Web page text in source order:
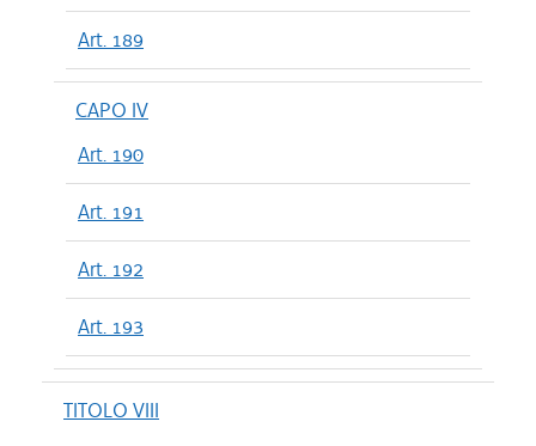
Art. 189
CAPO IV
Art. 190
Art. 191
Art. 192
Art. 193
TITOLO VIII